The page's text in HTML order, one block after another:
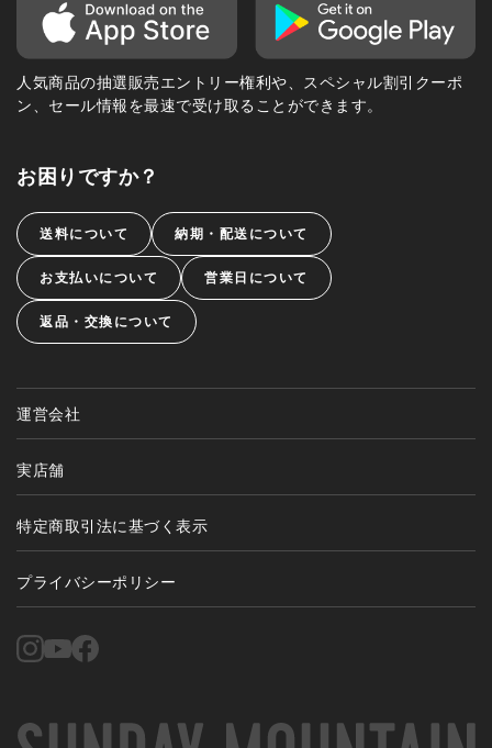
人気商品の抽選販売エントリー権利や、スペシャル割引クーポ
ン、セール情報を最速で受け取ることができます。
お困りですか？
送料について 納期・配送について
お支払いについて 営業日について
返品・交換について
運営会社
実店舗
特定商取引法に基づく表示
プライバシーポリシー